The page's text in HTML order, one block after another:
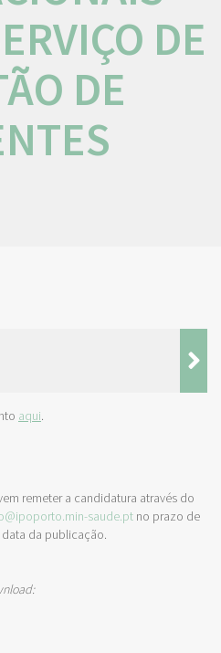
DE
DE
aqui.
remeter a candidatura através do
saude.pt no prazo de
da publicação.